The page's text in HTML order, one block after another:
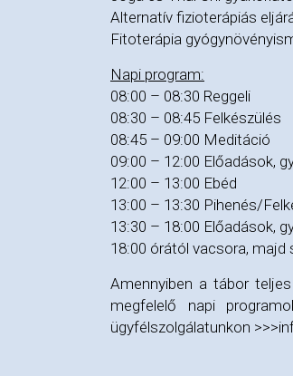
Alternatív fizioterápiás
Fitoterápia
Napi program:
08:00 – 08:30 Reggeli
08:30 – 08:45 Felkészülés
08:45 – 09:00 Meditáció
09:00 – 12:00 Előadások,
12:00 – 13:00 Ebéd
13:00 – 13:30 Pihenés/
13:30 – 18:00 Előadások,
18:00 órától vacsora, majd
Amennyiben a tábor
megfelelő napi
ügyfélszolgálatunkon